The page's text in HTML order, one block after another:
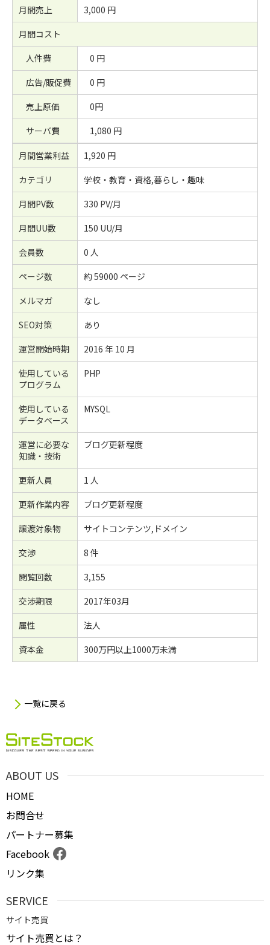
月間売上
3,000 円
月間コスト
人件費
0 円
広告/販促費
0 円
売上原価
0円
サーバ費
1,080 円
月間営業利益
1,920 円
カテゴリ
学校・教育・資格,暮らし・趣味
月間PV数
330 PV/月
月間UU数
150 UU/月
会員数
0 人
ページ数
約 59000 ページ
メルマガ
なし
SEO対策
あり
運営開始時期
2016 年 10 月
使用している
プログラム
PHP
使用している
データベース
MYSQL
運営に必要な
知識・技術
ブログ更新程度
更新人員
1 人
更新作業内容
ブログ更新程度
譲渡対象物
サイトコンテンツ,ドメイン
交渉
8 件
閲覧回数
3,155
交渉期限
2017年03月
属性
法人
資本金
300万円以上1000万未満
一覧に戻る
ABOUT US
HOME
お問合せ
パートナー募集
Facebook
リンク集
SERVICE
サイト売買
サイト売買とは？